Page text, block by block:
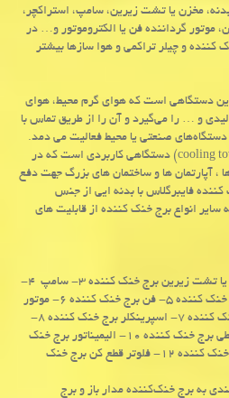
مخزن یا تشت زیرین، سامپ، استراكچر،
موتور گرداننده فن یا الكتروموتور و… در
كننده و چیلر تراكمی و هوا سازها بیشتر
دستگاهی است که هوای گرم محیط، هوای
و … را می‌گیرد و آن را از طریق تماس با
صنعتی یا محیط فعالیت می دمد.
برج خنک کننده (به انگلیسی : cooling tower) دستگاهی کاربردی است که در
، آپارتمان ها و ساختمان های بزرگ جهت دفع
فایبرگلاس با بدنه ایی از جنس
انواع برج خنک کننده از قابلیت های
۱- بدنه برج خنک کننده ۲- مخزن یا تشت زیرین برج خنک کننده ۳- سامپ 4-
استراکچر 4- پکینگ یا مدیای برج خنک کننده ۵- فن برج خنک کننده ۶- موتور
گرداننده فن یا الکتروموتور برج خنک کننده ۷- اسپرینکلر برج خنک کننده ۸-
گریل برج خنک کننده ۹- لوور محیطی برج خنک کننده ۱۰- الیمیناتور برج خنک
کننده ۱۱- نازلهای اسپری آب برج خنک کننده ۱۲- فلوتر قطع کن برج خنک
به برج خنک‌کننده مدار باز و برج